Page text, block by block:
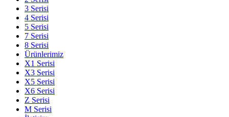
3 Serisi
4 Serisi
5 Serisi
7 Serisi
8 Serisi
Ürünlerimiz
X1 Serisi
X3 Serisi
X5 Serisi
X6 Serisi
Z Serisi
M Serisi